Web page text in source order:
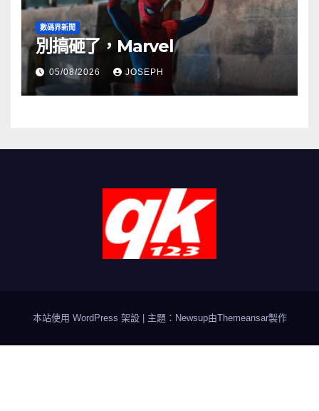
數碼界新聞
別搞砸了，Marvel
05/08/2026 JOSEPH
本站使用 WordPress 架設 主題：Newsup由Themeansar製作